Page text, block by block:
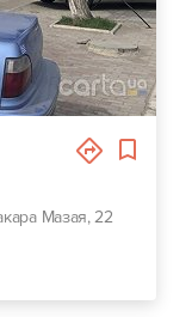
Мазая, 22